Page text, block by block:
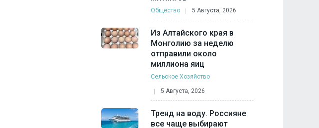
Общество 5 Августа, 2026
Из Алтайского края в
Монголию за неделю
отправили около
миллиона яиц
Сельское Хозяйство
5 Августа, 2026
Тренд на воду. Россияне
все чаще выбирают